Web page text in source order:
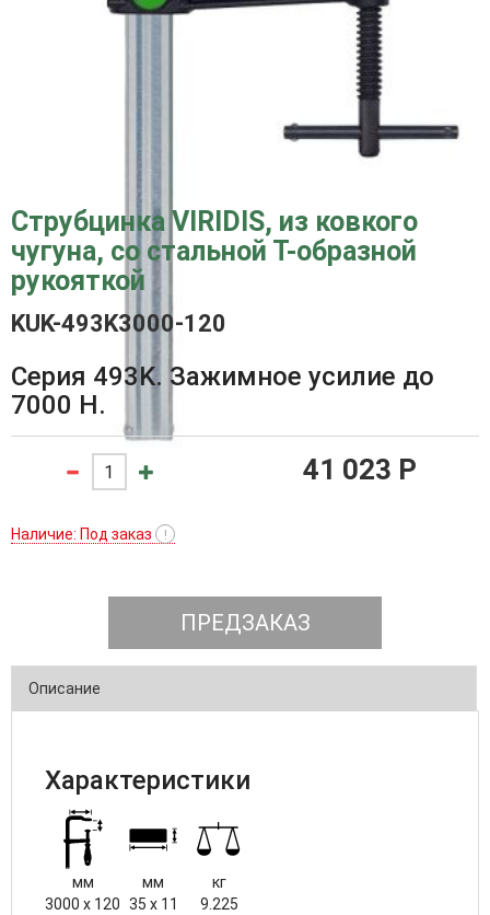
Струбцинка VIRIDIS, из ковкого
чугуна, со стальной Т-образной
рукояткой
KUK-493K3000-120
Серия 493K. Зажимное усилие до
7000 Н.
41 023 P
Наличие: Под заказ !
ПРЕДЗАКАЗ
Описание
Характеристики
мм мм
кг
3000 x 120 35 x 11 9.225